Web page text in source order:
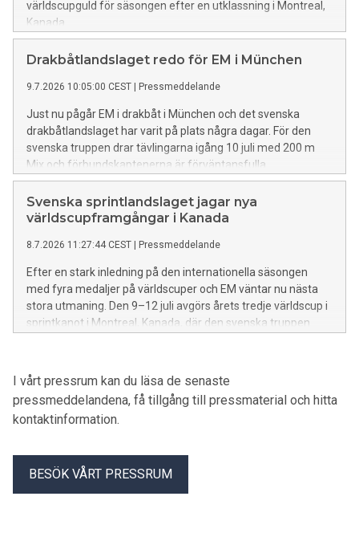
världscupguld för säsongen efter en utklassning i Montreal,
Kanada.
Drakbåtlandslaget redo för EM i München
9.7.2026 10:05:00 CEST | Pressmeddelande
Just nu pågår EM i drakbåt i München och det svenska
drakbåtlandslaget har varit på plats några dagar. För den
svenska truppen drar tävlingarna igång 10 juli med 200 m
Mix och förbundskaptenerna är förväntansfulla.
Svenska sprintlandslaget jagar nya
världscupframgångar i Kanada
8.7.2026 11:27:44 CEST | Pressmeddelande
Efter en stark inledning på den internationella säsongen
med fyra medaljer på världscuper och EM väntar nu nästa
stora utmaning. Den 9–12 juli avgörs årets tredje världscup i
sprintkanot i Montreal, Kanada, där den svenska truppen
I vårt pressrum kan du läsa de senaste
pressmeddelandena, få tillgång till pressmaterial och hitta
kontaktinformation.
BESÖK VÅRT PRESSRUM